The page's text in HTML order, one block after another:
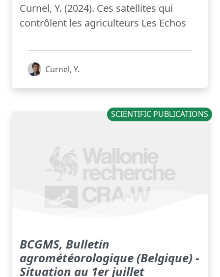
Curnel, Y. (2024). Ces satellites qui
contrôlent les agriculteurs Les Echos
Curnel, Y.
SCIENTIFIC PUBLICATIONS
BCGMS, Bulletin
agrométéorologique (Belgique) -
Situation au 1er juillet